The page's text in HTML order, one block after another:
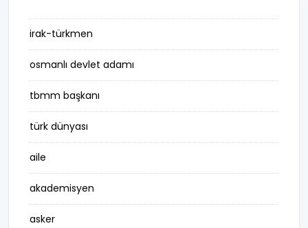
irak-türkmen
osmanlı devlet adamı
tbmm başkanı
türk dünyası
aile
akademisyen
asker